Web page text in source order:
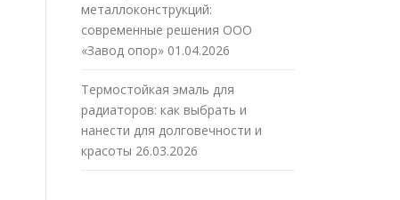
металлоконструкций:
современные решения ООО
«Завод опор» 01.04.2026
Термостойкая эмаль для
радиаторов: как выбрать и
нанести для долговечности и
красоты 26.03.2026